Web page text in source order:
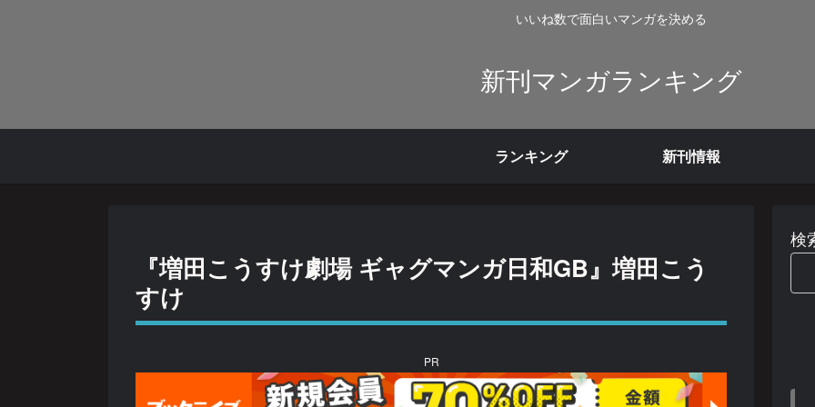
いいね数で面白いマンガを決める
新刊マンガランキング
ランキング 新刊情報
『増田こうすけ劇場 ギャグマンガ日和GB』増田こう
すけ
PR
検